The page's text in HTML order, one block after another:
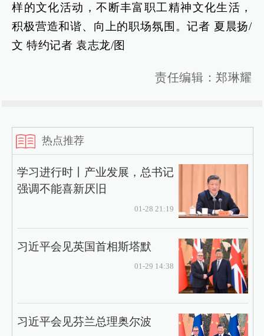
样的文化活动，不断丰富职工精神文化生活，
积极营造和谐、向上的职场氛围。记者 夏晨扬/
文 特约记者 袁志龙/图
责任编辑：郑琳耀
热点推荐
学习进行时丨产业发展，总书记
强调不能喜新厌旧
01-28 21:19
习近平会见英国首相斯塔默
01-29 14:38
习近平会见芬兰总理奥尔波